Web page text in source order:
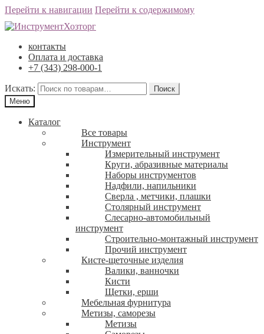
Перейти к навигации Перейти к содержимому
контакты
Оплата и доставка
+7 (343) 298-000-1
Искать:
Меню
Каталог
Все товары
Инструмент
Измерительный инструмент
Круги, абразивные материалы
Наборы инструментов
Надфили, напильники
Сверла , метчики, плашки
Столярный инструмент
Слесарно-автомобильный
инструмент
Строительно-монтажный инструмент
Прочий инструмент
Кисте-щеточные изделия
Валики, ванночки
Кисти
Щетки, ерши
Мебельная фурнитура
Метизы, саморезы
Метизы